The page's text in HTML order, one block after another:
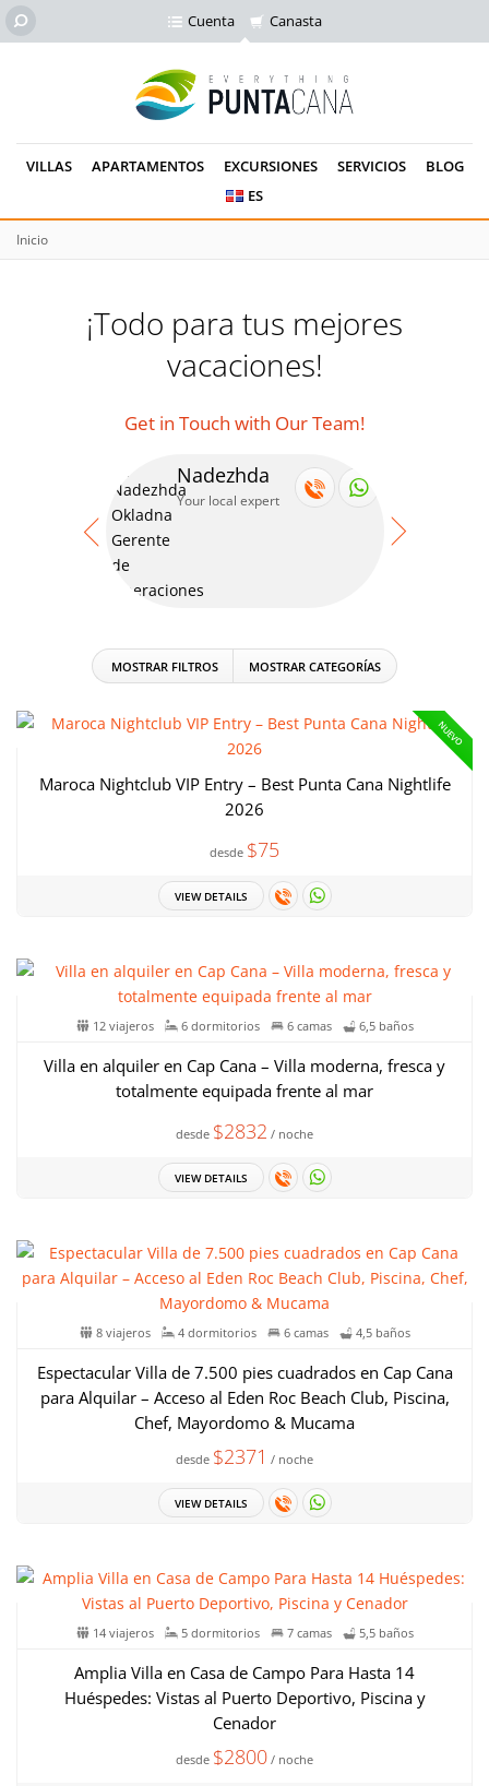
Cuenta Canasta
VILLAS APARTAMENTOS EXCURSIONES SERVICIOS
BLOG
ES
Inicio
¡Todo para tus mejores
vacaciones!
Get in Touch with Our Team!
Nadezhda
Your local expert
MOSTRAR FILTROS MOSTRAR CATEGORÍAS
NUEVO
Maroca Nightclub VIP Entry – Best Punta Cana Nightlife
2026
desde $75
VIEW DETAILS
12 viajeros 6 dormitorios 6 camas 6,5 baños
Villa en alquiler en Cap Cana – Villa moderna, fresca y
totalmente equipada frente al mar
desde $2832 / noche
VIEW DETAILS
8 viajeros 4 dormitorios 6 camas 4,5 baños
Espectacular Villa de 7.500 pies cuadrados en Cap Cana
para Alquilar – Acceso al Eden Roc Beach Club, Piscina,
Chef, Mayordomo & Mucama
desde $2371 / noche
VIEW DETAILS
14 viajeros 5 dormitorios 7 camas 5,5 baños
Amplia Villa en Casa de Campo Para Hasta 14
Huéspedes: Vistas al Puerto Deportivo, Piscina y
Cenador
desde $2800 / noche